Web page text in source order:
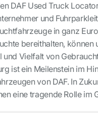
DAF Used Truck
und
in ganz
bereithalten,
und Vielfalt von
ist ein Meilenstein im
von DAF. In
eine tragende Rolle im